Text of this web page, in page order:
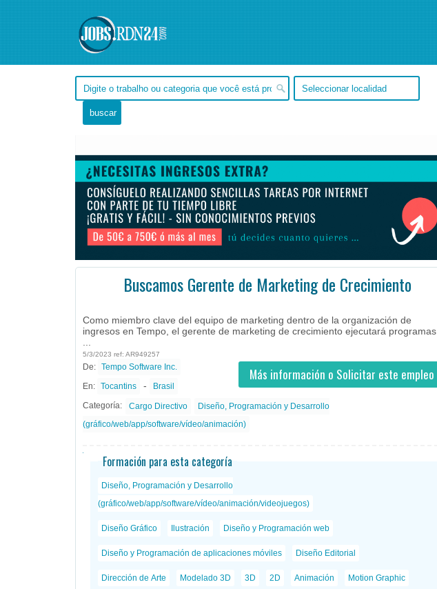
Buscamos Gerente de Marketing de Crecimiento
Como miembro clave del equipo de marketing dentro de la organización de
ingresos en Tempo, el gerente de marketing de crecimiento ejecutará programas
5/3/2023 ref: AR949257
Más información o Solicitar este empleo
De: Tempo Software Inc.
En: Tocantins -
Brasil
Categoría:
Cargo Directivo
Diseño, Programación y Desarrollo
(gráfico/web/app/software/vídeo/animación)
Formación para esta categoría
Diseño, Programación y Desarrollo
(gráfico/web/app/software/vídeo/animación/videojuegos)
Diseño Gráfico Ilustración Diseño y Programación web
Diseño y Programación de aplicaciones móviles Diseño Editorial
Dirección de Arte Modelado 3D 3D 2D Animación Motion Graphic